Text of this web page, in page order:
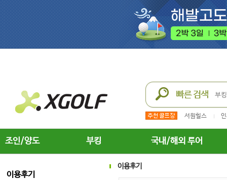
서원힐스
조인/양도 부킹 국내/해외 투어
이용후기
이용후기